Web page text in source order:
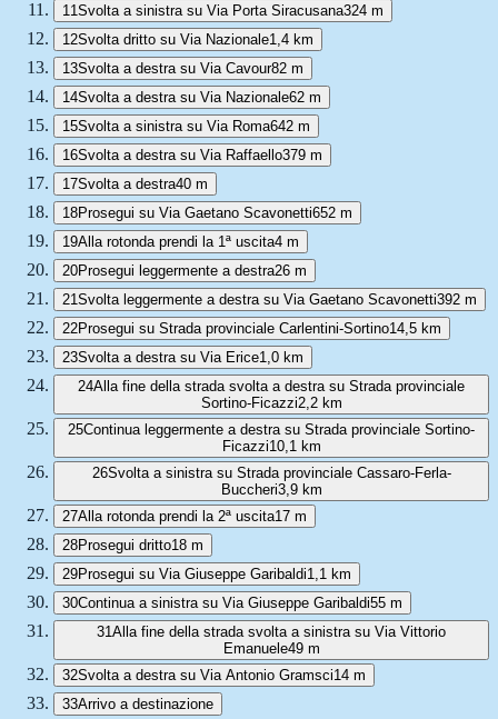
11Svolta a sinistra su Via Porta Siracusana324 m
12Svolta dritto su Via Nazionale1,4 km
13Svolta a destra su Via Cavour82 m
14Svolta a destra su Via Nazionale62 m
15Svolta a sinistra su Via Roma642 m
16Svolta a destra su Via Raffaello379 m
17Svolta a destra40 m
18Prosegui su Via Gaetano Scavonetti652 m
19Alla rotonda prendi la 1ª uscita4 m
20Prosegui leggermente a destra26 m
21Svolta leggermente a destra su Via Gaetano Scavonetti392 m
22Prosegui su Strada provinciale Carlentini-Sortino14,5 km
23Svolta a destra su Via Erice1,0 km
24Alla fine della strada svolta a destra su Strada provinciale
Sortino-Ficazzi2,2 km
25Continua leggermente a destra su Strada provinciale Sortino-
Ficazzi10,1 km
26Svolta a sinistra su Strada provinciale Cassaro-Ferla-
Buccheri3,9 km
27Alla rotonda prendi la 2ª uscita17 m
28Prosegui dritto18 m
29Prosegui su Via Giuseppe Garibaldi1,1 km
30Continua a sinistra su Via Giuseppe Garibaldi55 m
31Alla fine della strada svolta a sinistra su Via Vittorio
Emanuele49 m
32Svolta a destra su Via Antonio Gramsci14 m
33Arrivo a destinazione